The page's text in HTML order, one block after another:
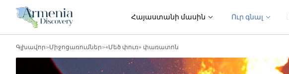
Հայաստանի մասին Ուր գնալ
Գլխավոր>Միջոցառումներ>«Մեծ փուռ» փառատոն